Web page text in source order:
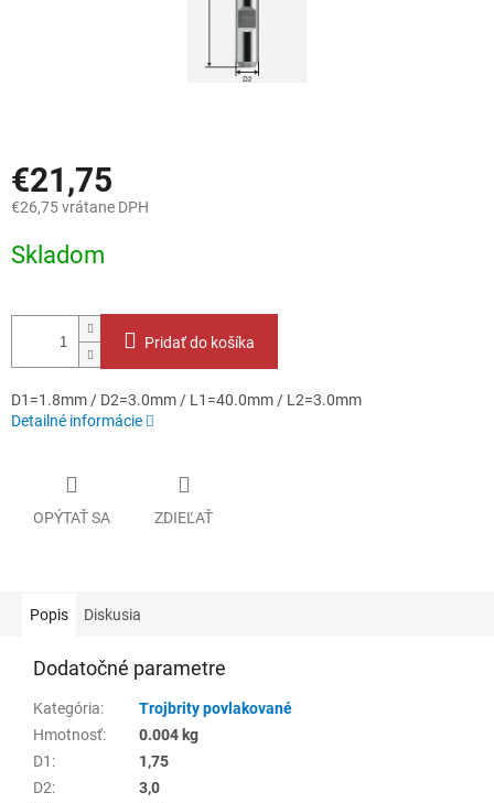
€21,75
€26,75 vrátane DPH
cena:
Skladom
Pridať do košíka
D1=1.8mm / D2=3.0mm / L1=40.0mm / L2=3.0mm
Detailné informácie
OPÝTAŤ SA ZDIEĽAŤ
Popis Diskusia
Dodatočné parametre
Kategória:
Trojbrity povlakované
Hmotnosť:
0.004 kg
D1 :
1,75
D2:
3,0